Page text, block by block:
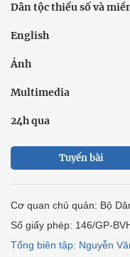
Dân tộc thiểu số và
English
Ảnh
Multimedia
24h qua
Tuyến bài
Cơ quan chủ quản: Bộ
Số giấy phép: 146/GP-
Tổng biên tập: Nguyễn